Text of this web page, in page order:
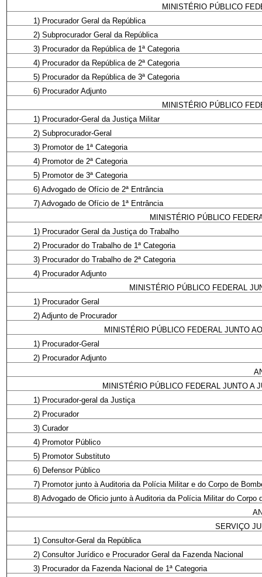
MINISTÉRIO PÚBLICO
1) Procurador Geral da República
2) Subprocurador Geral da República
3) Procurador da República de 1ª Categoria
4) Procurador da República de 2ª Categoria
5) Procurador da República de 3ª Categoria
6) Procurador Adjunto
MINISTÉRIO PÚBLICO
1) Procurador-Geral da Justiça Militar
2) Subprocurador-Geral
3) Promotor de 1ª Categoria
4) Promotor de 2ª Categoria
5) Promotor de 3ª Categoria
6) Advogado de Ofício de 2ª Entrância
7) Advogado de Ofício de 1ª Entrância
MINISTÉRIO PÚBLICO
1) Procurador Geral da Justiça do Trabalho
2) Procurador do Trabalho de 1ª Categoria
3) Procurador do Trabalho de 2ª Categoria
4) Procurador Adjunto
MINISTÉRIO PÚBLICO FEDERAL
1) Procurador Geral
2) Adjunto de Procurador
MINISTÉRIO PÚBLICO FEDERAL JUNTO
1) Procurador-Geral
2) Procurador Adjunto
MINISTÉRIO PÚBLICO FEDERAL JUNTO A
1) Procurador-geral da Justiça
2) Procurador
3) Curador
4) Promotor Público
5) Promotor Substituto
6) Defensor Público
7) Promotor junto à Auditoria da Polícia Militar e do Corpo de
8) Advogado de Oficio junto à Auditoria da Polícia Militar do Corpo
SERVIÇO
1) Consultor-Geral da República
2) Consultor Jurídico e Procurador Geral da Fazenda Nacional
3) Procurador da Fazenda Nacional de 1ª Categoria